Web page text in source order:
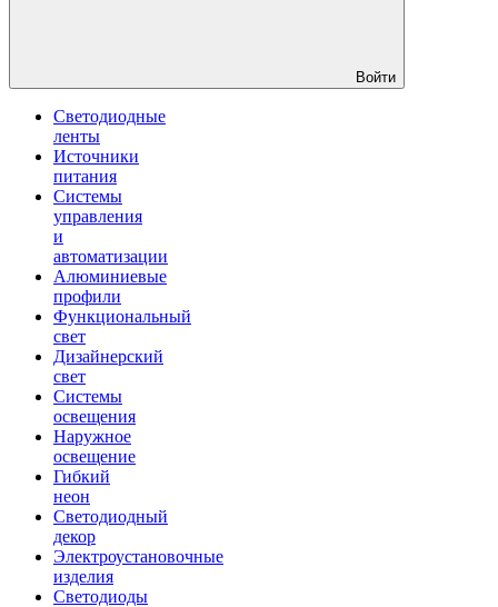
Войти
Светодиодные
ленты
Источники
питания
Системы
управления
и
автоматизации
Алюминиевые
профили
Функциональный
свет
Дизайнерский
свет
Системы
освещения
Наружное
освещение
Гибкий
неон
Светодиодный
декор
Электроустановочные
изделия
Светодиоды